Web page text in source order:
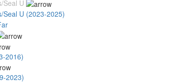
Seal U
Seal U (2023-2025)
2016)
2023)